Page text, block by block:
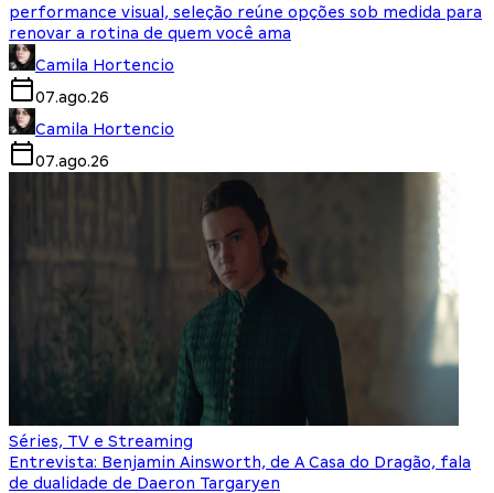
performance visual, seleção reúne opções sob medida para
renovar a rotina de quem você ama
Camila Hortencio
07.ago.26
Camila Hortencio
07.ago.26
Séries, TV e Streaming
Entrevista: Benjamin Ainsworth, de A Casa do Dragão, fala
de dualidade de Daeron Targaryen